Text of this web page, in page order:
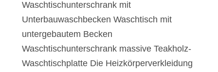
Waschtischunterschrank mit
Unterbauwaschbecken Waschtisch mit
untergebautem Becken
Waschtischunterschrank massive Teakholz-
Waschtischplatte Die Heizkörperverkleidung